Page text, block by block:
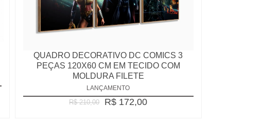
QUADRO DECORATIVO DC COMICS 3
PEÇAS 120X60 CM EM TECIDO COM
MOLDURA FILETE
LANÇAMENTO
R$ 210,00 R$ 172,00